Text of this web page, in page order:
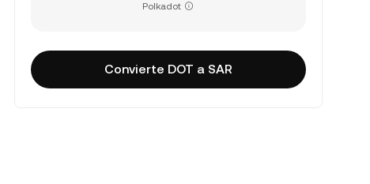
Polkadot
Convierte DOT a SAR